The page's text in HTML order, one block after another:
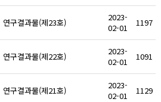
구결과물(제23호)
2023-
02-01
1197
구결과물(제22호)
2023-
02-01
1091
구결과물(제21호)
2023-
02-01
1129